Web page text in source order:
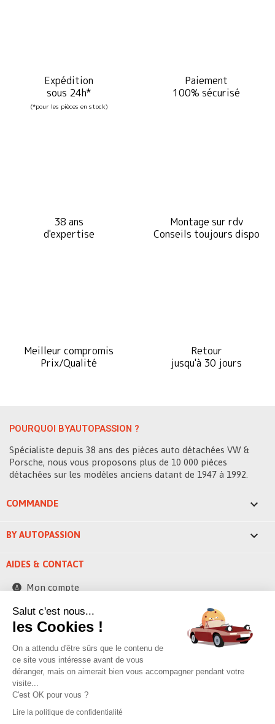
Expédition
sous 24h*
(*pour les pièces en stock)
Paiement
100% sécurisé
38 ans
d'expertise
Montage sur rdv
Conseils toujours dispo
Meilleur compromis
Prix/Qualité
Retour
jusqu'à 30 jours
POURQUOI BYAUTOPASSION ?
Spécialiste depuis 38 ans des pièces auto détachées VW &
Porsche, nous vous proposons plus de 10 000 pièces
détachées sur les modèles anciens datant de 1947 à 1992.
COMMANDE 
BY AUTOPASSION 
AIDES & CONTACT
Mon compte
Contactez-nous
248 ZAE la bascule
contact@byautopassion.com
04 74 87 05 41
Salut c'est nous...
les Cookies !
On a attendu d'être sûrs que le contenu de
ce site vous intéresse avant de vous
déranger, mais on aimerait bien vous accompagner pendant votre
visite...
C'est OK pour vous ?
Lire la politique de confidentialité